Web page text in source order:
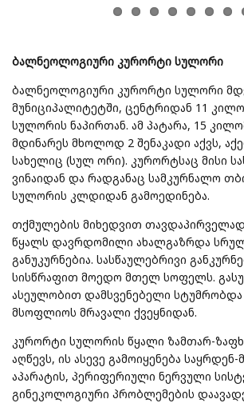
ბალნეოლოგიური კურორტი სულორი
ბალნეოლოგიური კურორტი სულორი
მუნიციპალიტეტში, ცენტრიდან 11
სულორის ნაპირთან. ამ პატარა, 15
მდინარეს მხოლოდ 2 შენაკადი აქვს,
სახელიც (სულ ორი). კურორტსაც მისი
ვინაიდან და რადგანაც სამკურნალო
სულორის კლდიდან გამოედინება.
თქმულების მიხედვით
წყალს დავრდომილი ახალგაზრდა
განუკურნებია. სასწაულებრივი
სისწრაფით მოედო მთელ სოფელს.
ასეულობით დამსვენებელი
მსოფლიოს მრავალი ქვეყნიდან.
კურორტი სულორის წყალი ზამთარ-
აღწევს, ის ასევე გამოიყენება
აპარატის, პერიფერიული ნერვული
გინეკოლოგიური პრობლემების